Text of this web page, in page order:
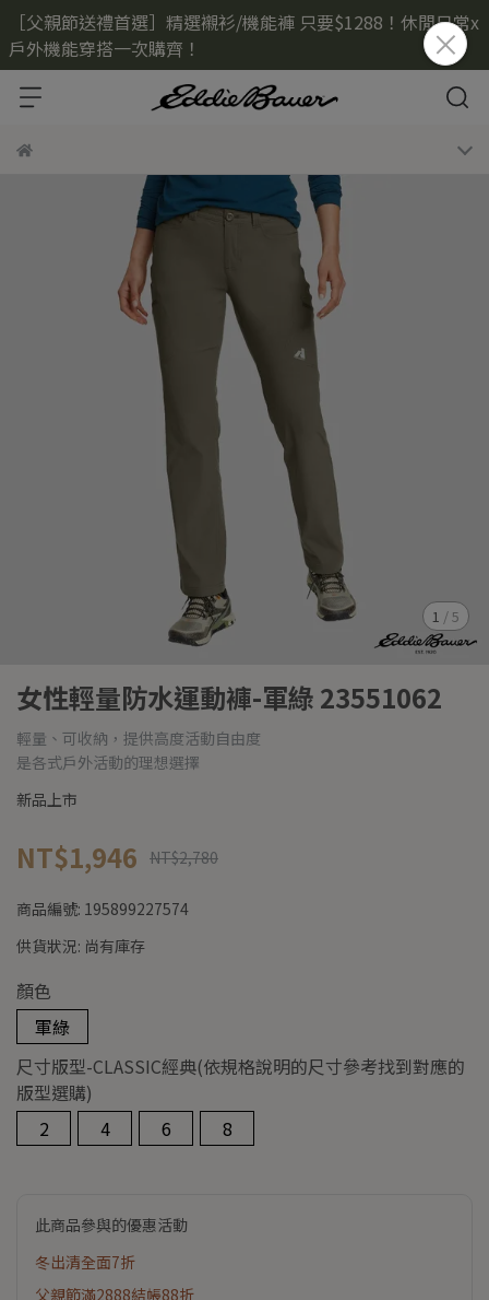
［父親節送禮首選］精選襯衫/機能褲 只要$1288！休閒日常x
戶外機能穿搭一次購齊！
1 /5
女性輕量防水運動褲-軍綠 23551062
輕量、可收納，提供高度活動自由度
是各式戶外活動的理想選擇
新品上市
NT$1,946 NT$2,780
商品編號: 195899227574
供貨狀況: 尚有庫存
顏色
軍綠
尺寸版型-CLASSIC經典(依規格說明的尺寸參考找到對應的
版型選購)
2
4 6 8
此商品參與的優惠活動
冬出清全面7折
父親節滿2888結帳88折